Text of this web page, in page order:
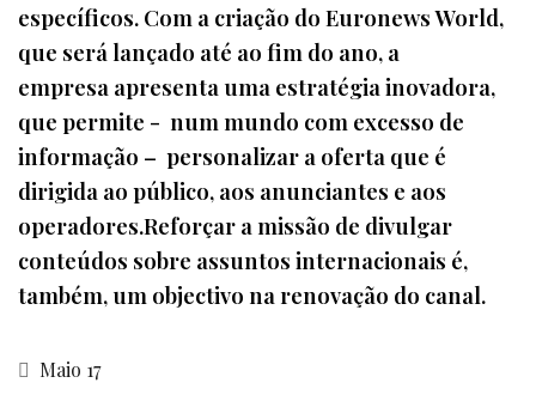
específicos. Com a criação do Euronews World,
que será lançado até ao fim do ano, a
empresa apresenta uma estratégia inovadora,
que permite - num mundo com excesso de
informação – personalizar a oferta que é
dirigida ao público, aos anunciantes e aos
operadores.Reforçar a missão de divulgar
conteúdos sobre assuntos internacionais é,
também, um objectivo na renovação do canal.
Maio 17